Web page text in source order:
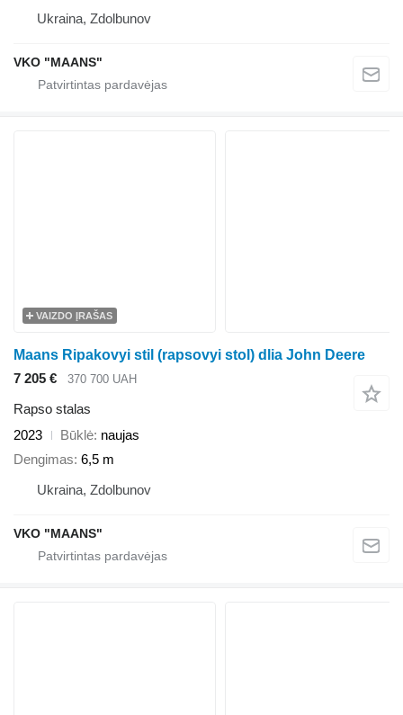
Ukraina, Zdolbunov
VKO "MAANS"
VAIZDO ĮRAŠAS
Maans Ripakovyi stil (rapsovyi stol) dlia John Deere
7 205 €
370 700 UAH
Rapso stalas
2023
Būklė naujas
Dengimas 6,5 m
Ukraina, Zdolbunov
VKO "MAANS"